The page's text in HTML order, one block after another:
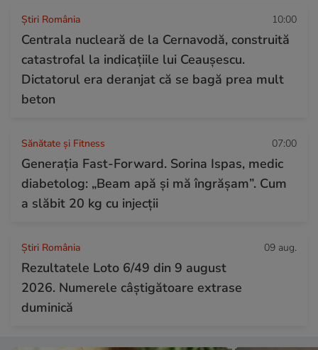
Știri România 10:00
Centrala nucleară de la Cernavodă, construită
catastrofal la indicațiile lui Ceaușescu.
Dictatorul era deranjat că se bagă prea mult
beton
Sănătate și Fitness 07:00
Generația Fast-Forward. Sorina Ispas, medic
diabetolog: „Beam apă și mă îngrășam”. Cum
a slăbit 20 kg cu injecții
Știri România 09 aug.
Rezultatele Loto 6/49 din 9 august
2026. Numerele câștigătoare extrase
duminică